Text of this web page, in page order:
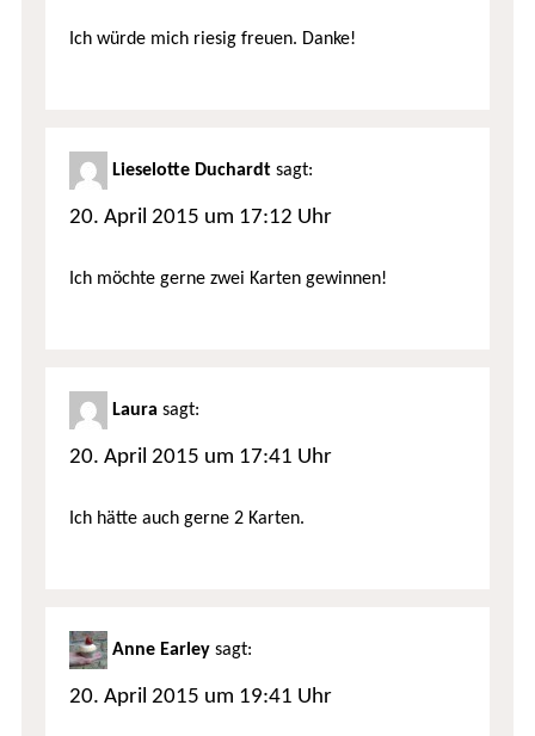
Ich würde mich riesig freuen. Danke!
Lieselotte Duchardt sagt:
20. April 2015 um 17:12 Uhr
Ich möchte gerne zwei Karten gewinnen!
Laura sagt:
20. April 2015 um 17:41 Uhr
Ich hätte auch gerne 2 Karten.
Anne Earley sagt:
20. April 2015 um 19:41 Uhr